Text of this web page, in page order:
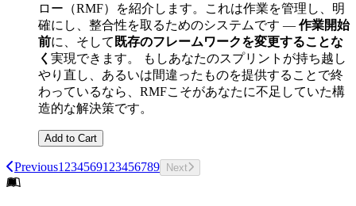
ロー（RMF）を紹介します。これは作業を管理し、明
確にし、整合性を取るためのシステムです — 作業開始
前に、そして 既存のフレームワークを変更することな
く 実現できます。 もしあなたのスプリントが持ち越し
やり直し、あるいは間違ったものを提供することで終
わっているなら、RMFこそがあなたに不足していた構
造的な解決策です。
Add to Cart
Previous1 2345691 23456789 Next
Footer